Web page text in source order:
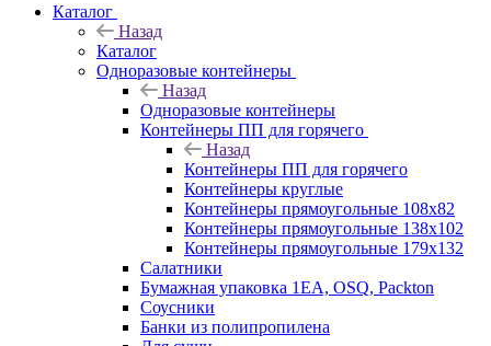
Каталог
Назад
Каталог
Одноразовые контейнеры
Назад
Одноразовые контейнеры
Контейнеры ПП для горячего
Назад
Контейнеры ПП для горячего
Контейнеры круглые
Контейнеры прямоугольные 108х82
Контейнеры прямоугольные 138х102
Контейнеры прямоугольные 179х132
Салатники
Бумажная упаковка 1ЕА, OSQ, Packton
Соусники
Банки из полипропилена